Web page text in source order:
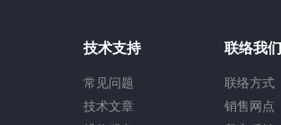
技术支持
常见问题
技术文章
联络我们
联络方式
销售网点